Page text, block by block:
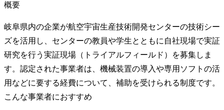
概要
岐阜県内の企業が航空宇宙生産技術開発センターの技術シー
ズを活用し、センターの教員や学生とともに自社現場で実証
研究を行う実証現場（トライアルフィールド）を募集しま
す。認定された事業者は、機械装置の導入や専用ソフトの活
用などに要する経費について、補助を受けられる制度です。
こんな事業者におすすめ